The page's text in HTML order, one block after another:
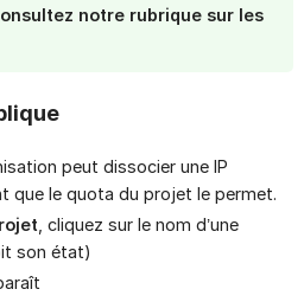
notre rubrique sur les
peut dissocier une IP
que le quota du projet le permet.
, cliquez sur le nom d’une
son état)